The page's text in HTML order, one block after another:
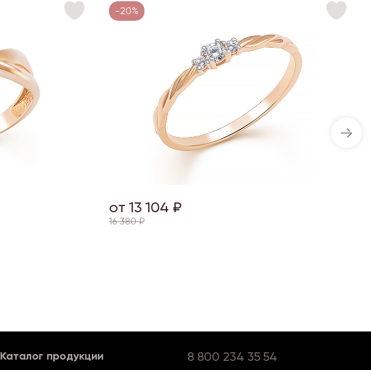
-20%
от 13 104 ₽
16 380 ₽
Каталог продукции 8 800 234 35 54